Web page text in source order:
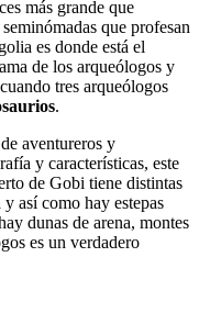
más grande que
que profesan
es donde está el
de los arqueólogos y
tres arqueólogos
.
aventureros y
y características, este
de Gobi tiene distintas
así como hay estepas
dunas de arena, montes
es un verdadero